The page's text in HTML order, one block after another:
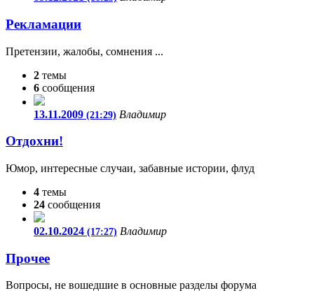
Рекламации
Претензии, жалобы, сомнения ...
2 темы
6 сообщения
13.11.2009 (21:29) Владимир
Отдохни!
Юмор, интересные случаи, забавные истории, флуд
4 темы
24 сообщения
02.10.2024 (17:27) Владимир
Прочее
Вопросы, не вошедшие в основные разделы форума